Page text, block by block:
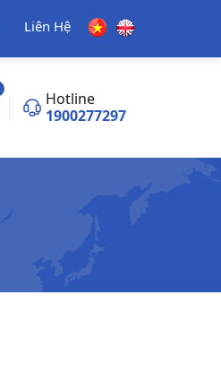
Liên Hệ
Hotline
1900277297